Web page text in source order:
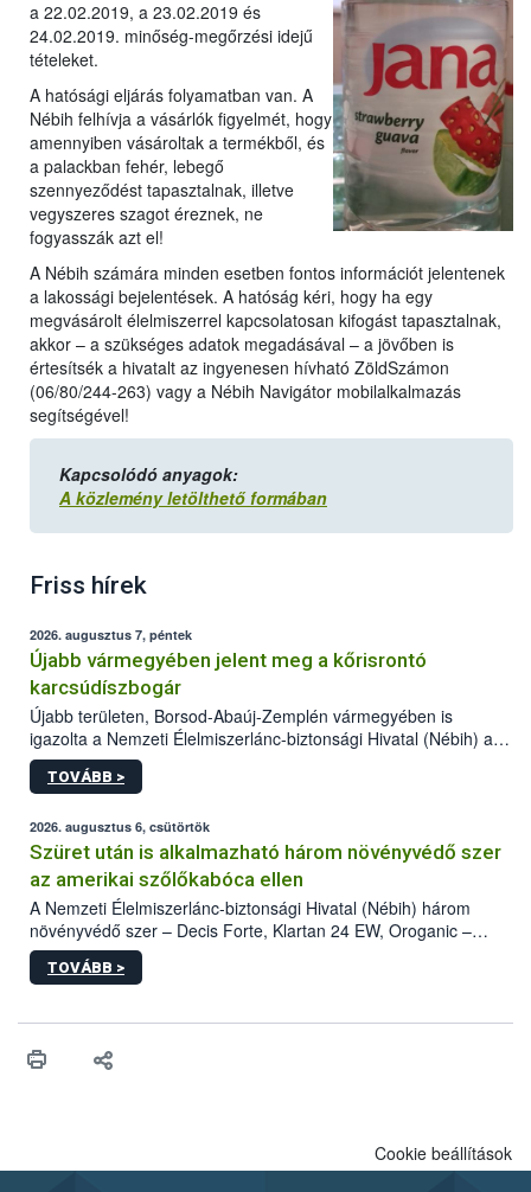
a 22.02.2019, a 23.02.2019 és
24.02.2019. minőség-megőrzési idejű
tételeket.
A hatósági eljárás folyamatban van. A
Nébih felhívja a vásárlók figyelmét, hogy
amennyiben vásároltak a termékből, és
a palackban fehér, lebegő
szennyeződést tapasztalnak, illetve
vegyszeres szagot éreznek, ne
fogyasszák azt el!
A Nébih számára minden esetben fontos információt jelentenek
a lakossági bejelentések. A hatóság kéri, hogy ha egy
megvásárolt élelmiszerrel kapcsolatosan kifogást tapasztalnak,
akkor – a szükséges adatok megadásával – a jövőben is
értesítsék a hivatalt az ingyenesen hívható ZöldSzámon
(06/80/244-263) vagy a Nébih Navigátor mobilalkalmazás
segítségével!
Kapcsolódó anyagok:
A közlemény letölthető formában
Friss hírek
2026. augusztus 7, péntek
Újabb vármegyében jelent meg a kőrisrontó
karcsúdíszbogár
Újabb területen, Borsod-Abaúj-Zemplén vármegyében is
igazolta a Nemzeti Élelmiszerlánc-biztonsági Hivatal (Nébih) a
kőrisrontó karcsúdíszbogár (Agrilus planipennis) jelenlétét. A
kártevőt nem csak színcsapdában találták meg, de már fertőzött
az intenzív felderítést, emellett az intézkedéseket a szlovák
hatósággal is összehangolják a terjedés megállítása érdekében.
TOVÁBB >
2026. augusztus 6, csütörtök
Szüret után is alkalmazható három növényvédő szer
az amerikai szőlőkabóca ellen
A Nemzeti Élelmiszerlánc-biztonsági Hivatal (Nébih) három
növényvédő szer – Decis Forte, Klartan 24 EW, Oroganic –
engedélyokiratát módosította, így azok a szüretet követően,
egészen a vesszőérettség (BBCH 91) stádiumáig
érésű szőlőkben is legyen lehetőség a károsító elleni további
felhasználók számára is elérhető és ökológiai termesztésben is
TOVÁBB >
Cookie beállítások